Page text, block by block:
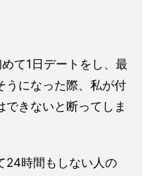
て1日デートをし、最
うになった際、私が付
できないと断ってしま
24時間もしない人の